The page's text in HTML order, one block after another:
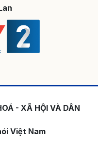
- XÃ HỘI VÀ DÂN
Việt Nam